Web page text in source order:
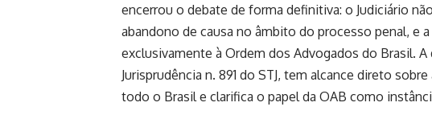
encerrou o debate de forma definitiva: o Judiciário
abandono de causa no âmbito do processo penal, e
exclusivamente à Ordem dos Advogados do Brasil.
Jurisprudência n. 891 do STJ, tem alcance direto
todo o Brasil e clarifica o papel da OAB como